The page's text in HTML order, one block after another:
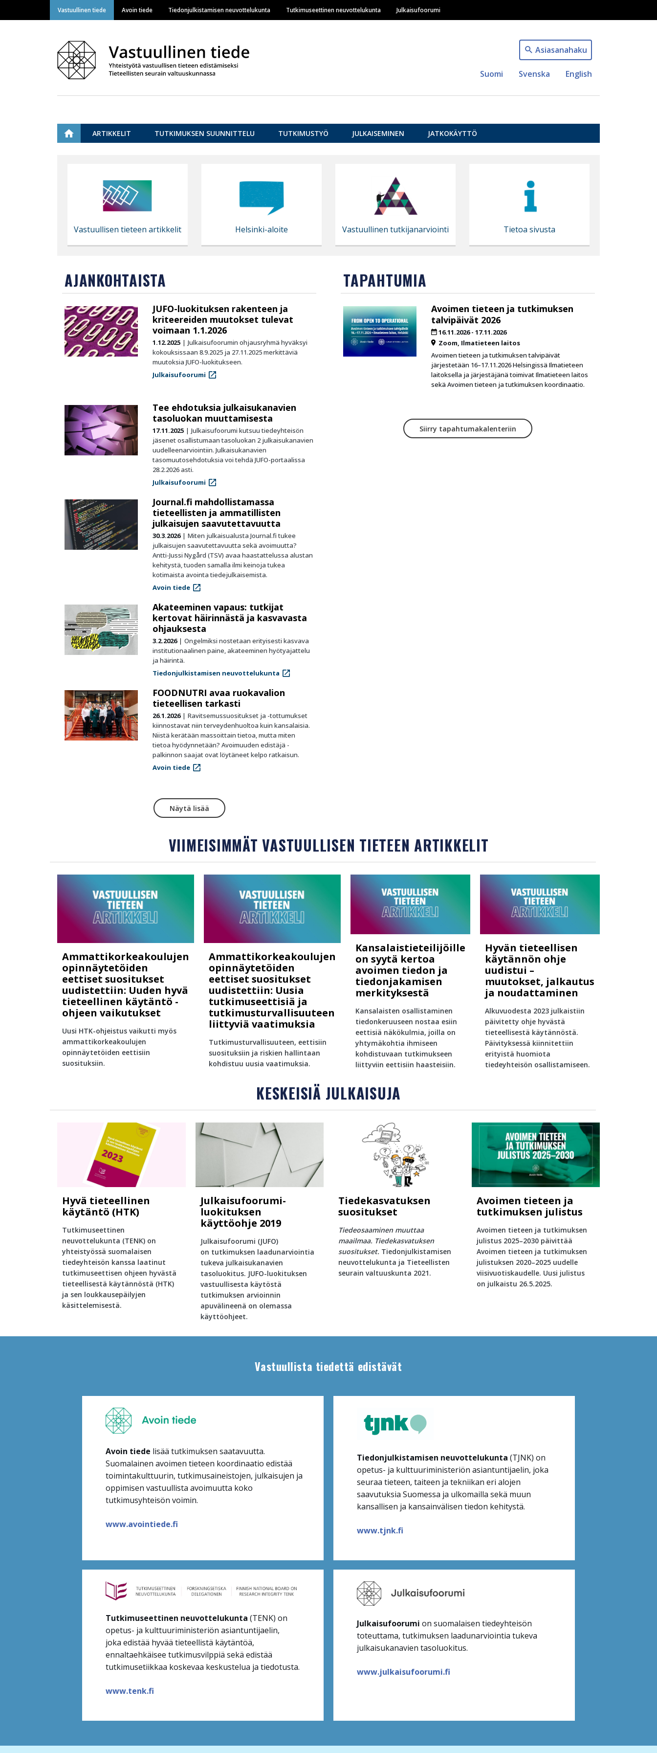
Hyppää
pääsisältöön
Main navigation
Vastuullinen tiede Avoin tiede Tiedonjulkistamisen neuvottelukunta Tutkimuseettinen neuvottelukunta Julkaisufoorumi
Asiasanahaku
Suomi Svenska English
Vastuullinen tiede
ETUSIVUARTIKKELIT TUTKIMUKSEN SUUNNITTELU TUTKIMUSTYÖ JULKAISEMINEN JATKOKÄYTTÖ
Vastuullisen tieteen artikkelit Helsinki-aloite Vastuullinen tutkijanarviointi Tietoa sivusta
AJANKOHTAISTA
JUFO-luokituksen rakenteen ja
kriteereiden muutokset tulevat
voimaan 1.1.2026
1.12.2025
Julkaisufoorumin ohjausryhmä hyväksyi
kokouksissaan 8.9.2025 ja 27.11.2025 merkittäviä
muutoksia JUFO-luokitukseen.
Julkaisufoorumi
Tee ehdotuksia julkaisukanavien
tasoluokan muuttamisesta
17.11.2025
Julkaisufoorumi kutsuu tiedeyhteisön
jäsenet osallistumaan tasoluokan 2 julkaisukanavien
uudelleenarviointiin. Julkaisukanavien
tasomuutosehdotuksia voi tehdä JUFO-portaalissa
28.2.2026 asti.
Julkaisufoorumi
Journal.fi mahdollistamassa
tieteellisten ja ammatillisten
julkaisujen saavutettavuutta
30.3.2026
Miten julkaisualusta Journal.fi tukee
julkaisujen saavutettavuutta sekä avoimuutta?
Antti-Jussi Nygård (TSV) avaa haastattelussa alustan
kehitystä, tuoden samalla ilmi keinoja tukea
kotimaista avointa tiedejulkaisemista.
Avoin tiede
Akateeminen vapaus: tutkijat
kertovat häirinnästä ja kasvavasta
ohjauksesta
3.2.2026
Ongelmiksi nostetaan erityisesti kasvava
institutionaalinen paine, akateeminen hyötyajattelu
ja häirintä.
Tiedonjulkistamisen neuvottelukunta
FOODNUTRI avaa ruokavalion
tieteellisen tarkasti
26.1.2026
Ravitsemussuositukset ja -tottumukset
kiinnostavat niin terveydenhuoltoa kuin kansalaisia.
Niistä kerätään massoittain tietoa, mutta miten
tietoa hyödynnetään? Avoimuuden edistäjä -
palkinnon saajat ovat löytäneet kelpo ratkaisun.
Avoin tiede
Näytä lisää
TAPAHTUMIA
Avoimen tieteen ja tutkimuksen
talvipäivät 2026
16.11.2026- 17.11.2026
Zoom Ilmatieteen laitos
Avoimen tieteen ja tutkimuksen talvipäivät
järjestetään 16–17.11.2026 Helsingissä Ilmatieteen
laitoksella ja järjestäjänä toimivat Ilmatieteen laitos
sekä Avoimen tieteen ja tutkimuksen koordinaatio.
Siirry tapahtumakalenteriin
VIIMEISIMMÄT VASTUULLISEN TIETEEN ARTIKKELIT
Ammattikorkeakoulujen
opinnäytetöiden
eettiset suositukset
uudistettiin: Uuden hyvä
tieteellinen käytäntö -
ohjeen vaikutukset
Uusi HTK-ohjeistus vaikutti myös
ammattikorkeakoulujen
opinnäytetöiden eettisiin
suosituksiin.
Ammattikorkeakoulujen
opinnäytetöiden
eettiset suositukset
uudistettiin: Uusia
tutkimuseettisiä ja
tutkimusturvallisuuteen
liittyviä vaatimuksia
Tutkimusturvallisuuteen, eettisiin
suosituksiin ja riskien hallintaan
kohdistuu uusia vaatimuksia.
Kansalaistieteilijöille
on syytä kertoa
avoimen tiedon ja
tiedonjakamisen
merkityksestä
Kansalaisten osallistaminen
tiedonkeruuseen nostaa esiin
eettisiä näkökulmia, joilla on
yhtymäkohtia ihmiseen
kohdistuvaan tutkimukseen
liittyviin eettisiin haasteisiin.
Hyvän tieteellisen
käytännön ohje
uudistui –
muutokset, jalkautus
ja noudattaminen
Alkuvuodesta 2023 julkaistiin
päivitetty ohje hyvästä
tieteellisestä käytännöstä.
Päivityksessä kiinnitettiin
erityistä huomiota
tiedeyhteisön osallistamiseen.
KESKEISIÄ JULKAISUJA
Hyvä tieteellinen
käytäntö (HTK)
Tutkimuseettinen
neuvottelukunta (TENK) on
yhteistyössä suomalaisen
tiedeyhteisön kanssa laatinut
tutkimuseettisen ohjeen hyvästä
tieteellisestä käytännöstä (HTK)
ja sen loukkausepäilyjen
käsittelemisestä.
Julkaisufoorumi-
luokituksen
käyttöohje 2019
Julkaisufoorumi (JUFO)
on tutkimuksen laadunarviointia
tukeva julkaisukanavien
tasoluokitus. JUFO-luokituksen
vastuullisesta käytöstä
tutkimuksen arvioinnin
apuvälineenä on olemassa
käyttöohjeet.
Tiedekasvatuksen
suositukset
Tiedeosaaminen muuttaa
maailmaa. Tiedekasvatuksen
suositukset. Tiedonjulkistamisen
neuvottelukunta ja Tieteellisten
seurain valtuuskunta 2021.
Avoimen tieteen ja
tutkimuksen julistus
Avoimen tieteen ja tutkimuksen
julistus 2025–2030 päivittää
Avoimen tieteen ja tutkimuksen
julistuksen 2020–2025 uudelle
viisivuotiskaudelle. Uusi julistus
on julkaistu 26.5.2025.
Vastuullista tiedettä edistävät
Avoin tiede lisää tutkimuksen saatavuutta.
Suomalainen avoimen tieteen koordinaatio edistää
toimintakulttuurin, tutkimusaineistojen, julkaisujen ja
oppimisen vastuullista avoimuutta koko
tutkimusyhteisön voimin.
www.avointiede.fi
Tiedonjulkistamisen neuvottelukunta (TJNK) on
opetus- ja kulttuuriministeriön asiantuntijaelin, joka
seuraa tieteen, taiteen ja tekniikan eri alojen
saavutuksia Suomessa ja ulkomailla sekä muun
kansallisen ja kansainvälisen tiedon kehitystä.
www.tjnk.fi
Tutkimuseettinen neuvottelukunta (TENK) on
opetus- ja kulttuuriministeriön asiantuntijaelin,
joka edistää hyvää tieteellistä käytäntöä,
ennaltaehkäisee tutkimusvilppiä sekä edistää
tutkimusetiikkaa koskevaa keskustelua ja tiedotusta.
www.tenk.fi
Julkaisufoorumi on suomalaisen tiedeyhteisön
toteuttama, tutkimuksen laadunarviointia tukeva
julkaisukanavien tasoluokitus.
www.julkaisufoorumi.fi